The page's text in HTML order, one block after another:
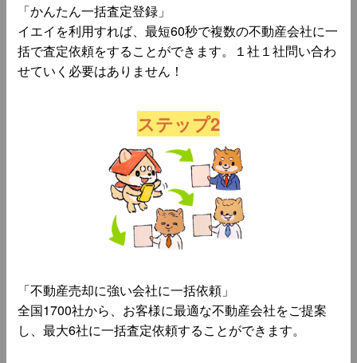
「かんたん一括査定登録」
イエイを利用すれば、最短60秒で複数の不動産会社に一
括で査定依頼をすることができます。１社１社問い合わ
せていく必要はありません！
ステップ2
「不動産売却に強い会社に一括依頼」
全国1700社から、お客様に最適な不動産会社をご提案
し、最大6社に一括査定依頼することができます。